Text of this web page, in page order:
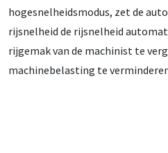
hogesnelheidsmodus, zet de
rijsnelheid de rijsnelheid
rijgemak van de machinist te
machinebelasting te